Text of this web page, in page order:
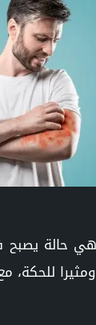
حالة يصبح
للحكة،